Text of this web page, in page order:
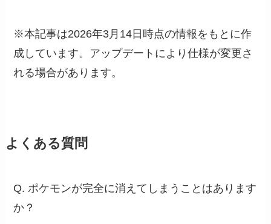
※本記事は2026年3月14日時点の情報をもとに作
成しています。アップデートにより仕様が変更さ
れる場合があります。
よくある質問
Q. ポケモンが完全に消えてしまうことはあります
か？